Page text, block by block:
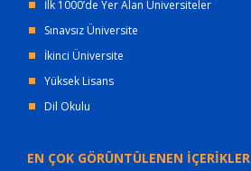
İlk 1000’de Yer Alan Üniversiteler
Sınavsız Üniversite
İkinci Üniversite
Yüksek Lisans
Dil Okulu
EN ÇOK GÖRÜNTÜLENEN İÇERİKLER